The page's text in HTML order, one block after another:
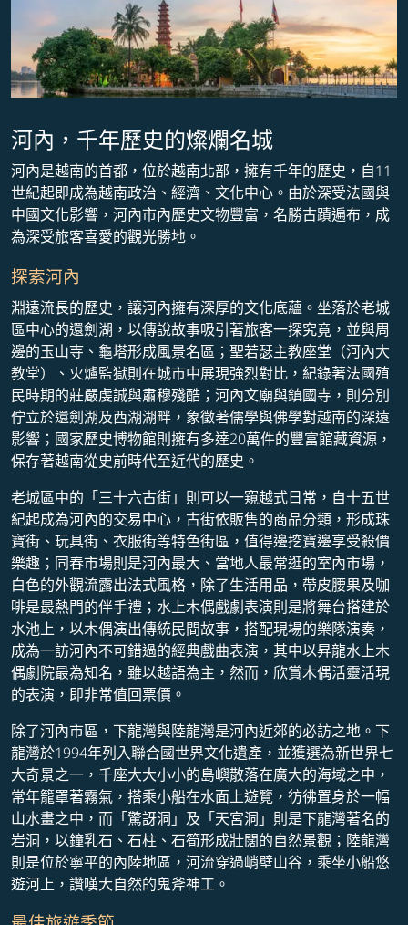
河內，千年歷史的燦爛名城
河內是越南的首都，位於越南北部，擁有千年的歷史，自11
世紀起即成為越南政治、經濟、文化中心。由於深受法國與
中國文化影響，河內市內歷史文物豐富，名勝古蹟遍布，成
為深受旅客喜愛的觀光勝地。
探索河內
淵遠流長的歷史，讓河內擁有深厚的文化底蘊。坐落於老城
區中心的還劍湖，以傳說故事吸引著旅客一探究竟，並與周
邊的玉山寺、龜塔形成風景名區；聖若瑟主教座堂（河內大
教堂）、火爐監獄則在城市中展現強烈對比，紀錄著法國殖
民時期的莊嚴虔誠與肅穆殘酷；河內文廟與鎮國寺，則分別
佇立於還劍湖及西湖湖畔，象徵著儒學與佛學對越南的深遠
影響；國家歷史博物館則擁有多達20萬件的豐富館藏資源，
保存著越南從史前時代至近代的歷史。
老城區中的「三十六古街」則可以一窺越式日常，自十五世
紀起成為河內的交易中心，古街依販售的商品分類，形成珠
寶街、玩具街、衣服街等特色街區，值得邊挖寶邊享受殺價
樂趣；同春市場則是河內最大、當地人最常逛的室內市場，
白色的外觀流露出法式風格，除了生活用品，帶皮腰果及咖
啡是最熱門的伴手禮；水上木偶戲劇表演則是將舞台搭建於
水池上，以木偶演出傳統民間故事，搭配現場的樂隊演奏，
成為一訪河內不可錯過的經典戲曲表演，其中以昇龍水上木
偶劇院最為知名，雖以越語為主，然而，欣賞木偶活靈活現
的表演，即非常值回票價。
除了河內市區，下龍灣與陸龍灣是河內近郊的必訪之地。下
龍灣於1994年列入聯合國世界文化遺產，並獲選為新世界七
大奇景之一，千座大大小小的島嶼散落在廣大的海域之中，
常年籠罩著霧氣，搭乘小船在水面上遊覽，彷彿置身於一幅
山水畫之中，而「驚訝洞」及「天宮洞」則是下龍灣著名的
岩洞，以鐘乳石、石柱、石筍形成壯闊的自然景觀；陸龍灣
則是位於寧平的內陸地區，河流穿過峭壁山谷，乘坐小船悠
遊河上，讚嘆大自然的鬼斧神工。